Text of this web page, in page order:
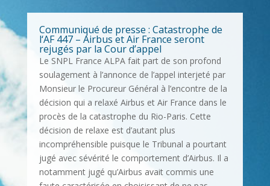
Communiqué de presse : Catastrophe de
l‘AF 447 – Airbus et Air France seront
rejugés par la Cour d’appel
Le SNPL France ALPA fait part de son profond
soulagement à l’annonce de l’appel interjeté par
Monsieur le Procureur Général à l’encontre de la
décision qui a relaxé Airbus et Air France dans le
procès de la catastrophe du Rio-Paris. Cette
décision de relaxe est d’autant plus
incompréhensible puisque le Tribunal a pourtant
jugé avec sévérité le comportement d’Airbus. Il a
notamment jugé qu’Airbus avait commis une